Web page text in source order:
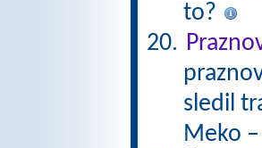
to?
sledil
Meko